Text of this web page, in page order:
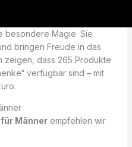
besondere Magie. Sie
bringen Freude in das
zeigen, dass 265 Produkte
verfügbar sind – mit
Männerempfehlen wir